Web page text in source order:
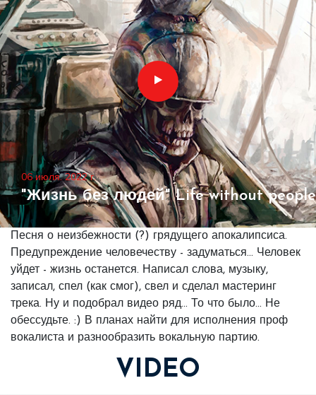
06 июля. 2022 г.
"Жизнь без людей" Life without people
Песня о неизбежности (?) грядущего апокалипсиса.
Предупреждение человечеству - задуматься... Человек
уйдет - жизнь останется. Написал слова, музыку,
записал, спел (как смог), свел и сделал мастеринг
трека. Ну и подобрал видео ряд... То что было... Не
обессудьте. :) В планах найти для исполнения проф
вокалиста и разнообразить вокальную партию.
VIDEO